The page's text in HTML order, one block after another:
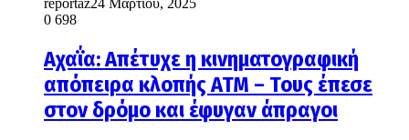
reportaz24 Μαρτίου, 2025
0 698
Αχαΐα: Απέτυχε η κινηματογραφική
απόπειρα κλοπής ΑΤΜ – Τους έπεσε
στον δρόμο και έφυγαν άπραγοι